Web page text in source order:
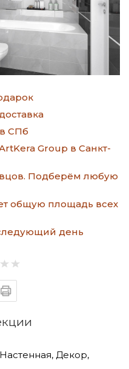
СПб
Group в Санкт-
Подберём любую
общую площадь всех
день
Декор,